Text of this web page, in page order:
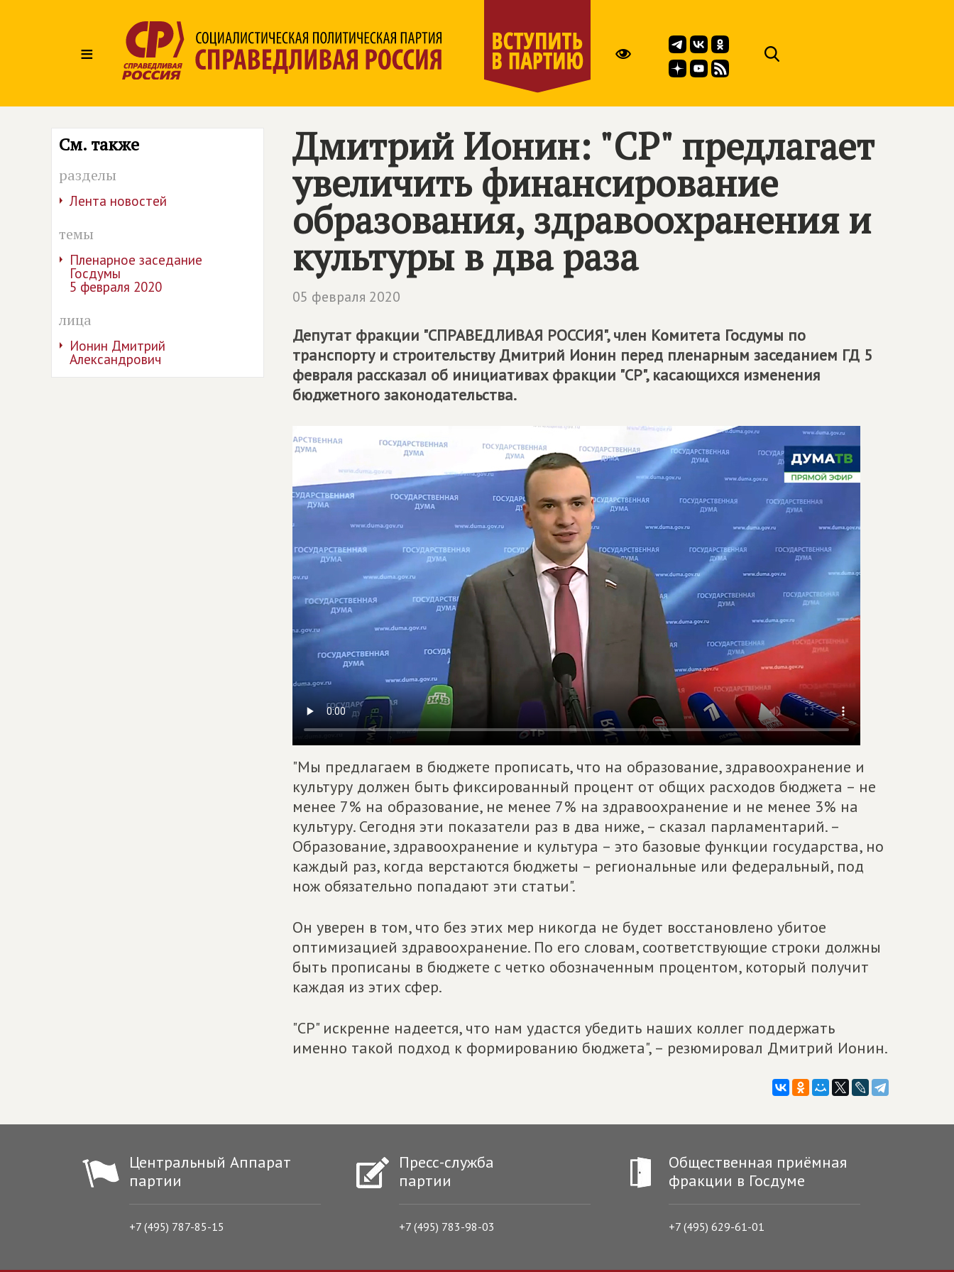
≡
См. также
разделы
Лента новостей
темы
Пленарное заседание
Госдумы
5 февраля 2020
лица
Ионин Дмитрий
Александрович
Дмитрий Ионин: "СР" предлагает
увеличить финансирование
образования, здравоохранения и
культуры в два раза
05 февраля 2020
Депутат фракции "СПРАВЕДЛИВАЯ РОССИЯ", член Комитета Госдумы по
транспорту и строительству Дмитрий Ионин перед пленарным заседанием ГД 5
февраля рассказал об инициативах фракции "СР", касающихся изменения
бюджетного законодательства.
"Мы предлагаем в бюджете прописать, что на образование, здравоохранение и
культуру должен быть фиксированный процент от общих расходов бюджета – не
менее 7% на образование, не менее 7% на здравоохранение и не менее 3% на
культуру. Сегодня эти показатели раз в два ниже, – сказал парламентарий. –
Образование, здравоохранение и культура – это базовые функции государства, но
каждый раз, когда верстаются бюджеты – региональные или федеральный, под
нож обязательно попадают эти статьи".
Он уверен в том, что без этих мер никогда не будет восстановлено убитое
оптимизацией здравоохранение. По его словам, соответствующие строки должны
быть прописаны в бюджете с четко обозначенным процентом, который получит
каждая из этих сфер.
"СР" искренне надеется, что нам удастся убедить наших коллег поддержать
именно такой подход к формированию бюджета", – резюмировал Дмитрий Ионин.
Центральный Аппарат
партии
+7 (495) 787-85-15
Пресс-служба
партии
+7 (495) 783-98-03
Общественная приёмная
фракции в Госдуме
+7 (495) 629-61-01